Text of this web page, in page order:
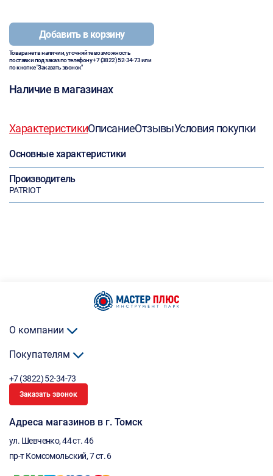
Добавить в корзину
Товара нет в наличии, уточняйте возможность
поставки под заказ по телефону+7 (3822) 52-34-73или
по кнопке "Заказать звонок"
Наличие в магазинах
ХарактеристикиОписаниеОтзывыУсловия покупки
Основные характеристики
Производитель
PATRIOT
О компании
Покупателям
+7 (3822) 52-34-73
Заказать звонок
Адреса магазинов в г. Томск
ул. Шевченко, 44 ст. 46
пр-т Комсомольский, 7 ст. 6